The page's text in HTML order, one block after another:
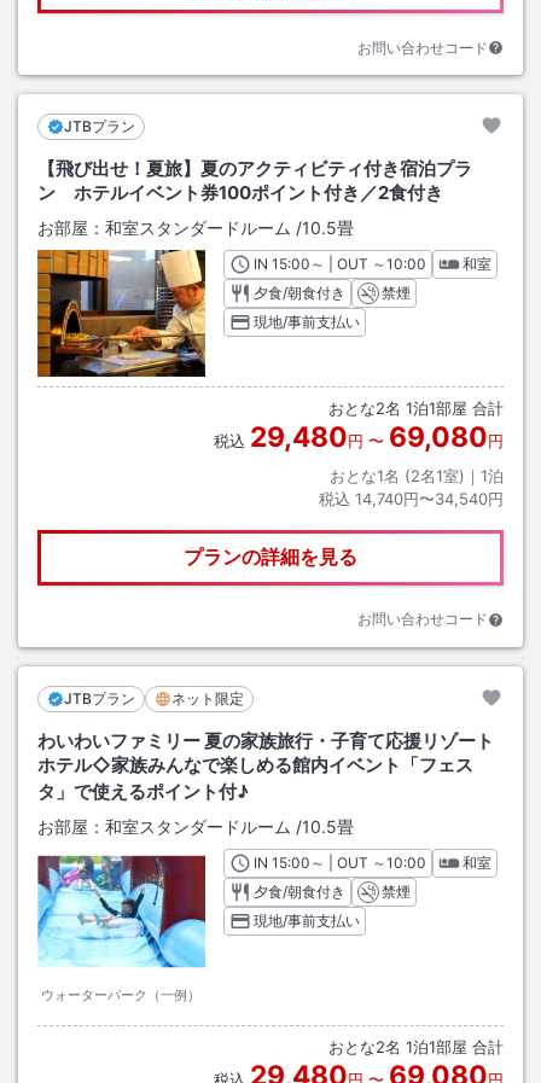
お問い合わせコード
JTBプラン
【飛び出せ！夏旅】夏のアクティビティ付き宿泊プラ
ン ホテルイベント券100ポイント付き／2食付き
お部屋： 和室スタンダードルーム /10.5畳
INチェックイン
15:00 ～ | OUT チェックアウト
～10:00
和室
夕食/朝食付き
禁煙
現地/事前支払い
おとな2名 1泊1部屋 合計
税込 29,480円 〜 69,080円
おとな1名 (2名1室)｜ 1泊
税込 14,740円〜34,540円
プランの詳細を見る
お問い合わせコード
JTBプラン ネット限定
わいわいファミリー 夏の家族旅行・子育て応援リゾート
ホテル◇家族みんなで楽しめる館内イベント「フェス
タ」で使えるポイント付♪
お部屋： 和室スタンダードルーム /10.5畳
ウォーターパーク（一例）
INチェックイン
15:00 ～ | OUT チェックアウト
～10:00
和室
夕食/朝食付き
禁煙
現地/事前支払い
おとな2名 1泊1部屋 合計
29,480 69,080